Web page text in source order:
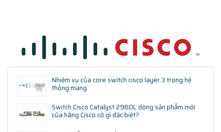
Nhiệm vụ của core switch cisco layer 3 trong hệ
thống mạng
Switch Cisco Catalyst 2960L dòng sản phẩm mới
của hãng Cisco có gì đặc biệt?